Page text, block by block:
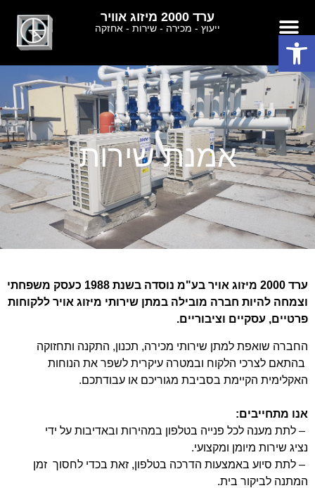
פתח סרגל נגישות
ערד 2000 מיזוג אוויר
ייעוץ - מכירה - שירות - אחזקה
אמנת שירות
ערד 2000 מיזוג אויר בע"מ נוסדה בשנת 1988 כעסק משפחתי
וצמחה להיות חברה מובילה במתן שירותי מיזוג אויר ללקוחות
פרטיים, עסקיים וציבוריים.
החברה שואפת למתן שירותי מכירה, תכנון, התקנה ותחזוקה
בהתאם לצרכי הלקוח ובמטרה עיקרית לשפר את הנוחות
האקלימית הקיימת בסביבת מגוריכם או עבודתכם.
אנו מתחייבים:
– לתת מענה לכל פנייה בטלפון במהירות ובאדיבות על ידי
נציג שירות מיומן ומקצועי.
– לתת סיוע באמצעות הדרכה בטלפון, זאת בכדי לחסוך זמן
המתנה לביקור בית.